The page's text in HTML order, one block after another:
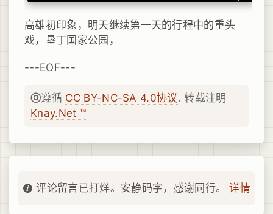
高雄初印象，明天继续第一天的行程中的重头
戏，垦丁国家公园，
---EOF---
遵循 CC BY-NC-SA 4.0协议. 转载注明
Knay.Net ™
评论留言已打烊。安静码字，感谢同行。 详情